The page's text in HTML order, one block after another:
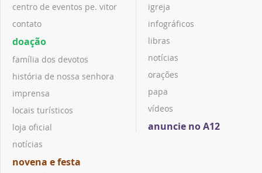
centro de eventos pe. vitor
contato
doação
família dos devotos
história de nossa senhora
imprensa
locais turísticos
loja oficial
notícias
novena e festa
igreja
infográficos
libras
notícias
orações
papa
vídeos
anuncie no A12